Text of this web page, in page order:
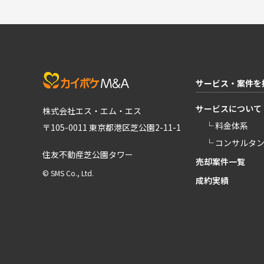
株式会社エス・エム・エス
〒105-0011 東京都港区芝公園2-11-1
住友不動産芝公園タワー
© SMS Co., Ltd.
サービス・案件を
サービスについて
└ 料金体系
└ コンサルタ
売却案件一覧
成約実績